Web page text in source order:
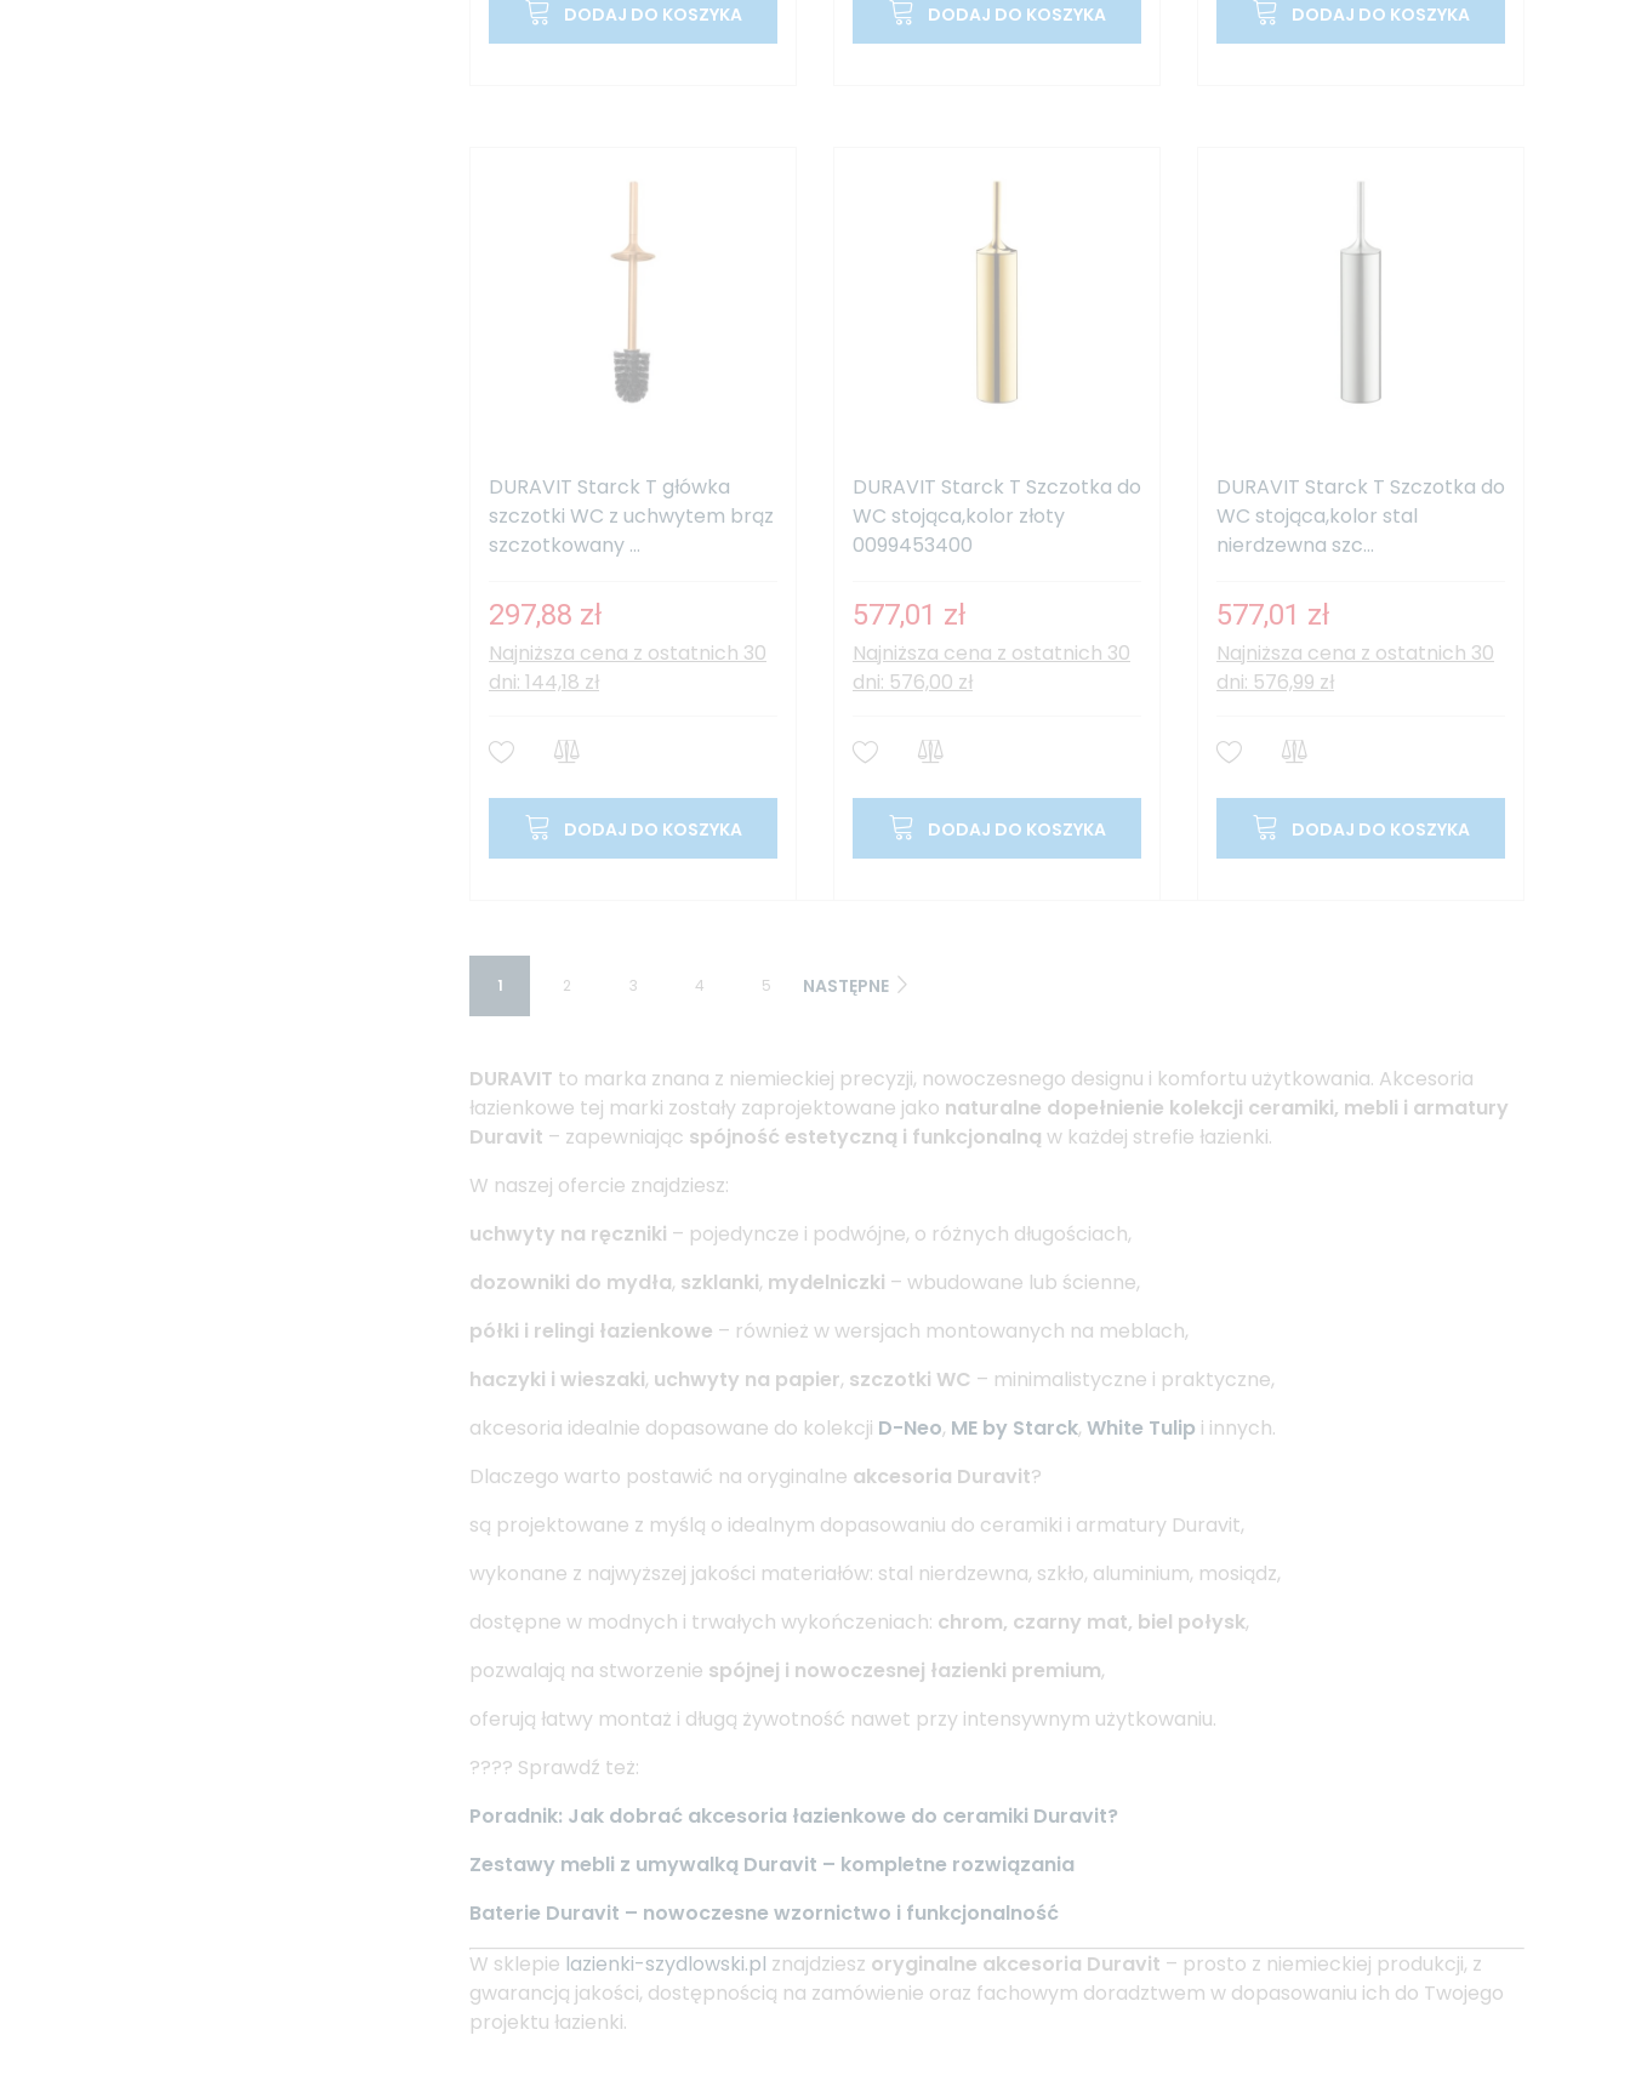
DODAJ DO KOSZYKA DODAJ DO KOSZYKA DODAJ DO KOSZYKA
DURAVIT Starck T główka
szczotki WC z uchwytem brąz
szczotkowany ...
297,88 zł
Najniższa cena z ostatnich 30
dni: 144,18 zł
DODAJ DO KOSZYKA
DURAVIT Starck T Szczotka do
WC stojąca,kolor złoty
0099453400
577,01 zł
Najniższa cena z ostatnich 30
dni: 576,00 zł
DODAJ DO KOSZYKA
DURAVIT Starck T Szczotka do
WC stojąca,kolor stal
nierdzewna szc...
577,01 zł
Najniższa cena z ostatnich 30
dni: 576,99 zł
DODAJ DO KOSZYKA
1 2 3 4 5 NASTĘPNE
DURAVIT to marka znana z niemieckiej precyzji, nowoczesnego designu i komfortu użytkowania. Akcesoria
łazienkowe tej marki zostały zaprojektowane jako naturalne dopełnienie kolekcji ceramiki, mebli i armatury
Duravit – zapewniając spójność estetyczną i funkcjonalną w każdej strefie łazienki.
W naszej ofercie znajdziesz:
uchwyty na ręczniki – pojedyncze i podwójne, o różnych długościach,
dozowniki do mydła, szklanki, mydelniczki – wbudowane lub ścienne,
półki i relingi łazienkowe – również w wersjach montowanych na meblach,
haczyki i wieszaki, uchwyty na papier, szczotki WC – minimalistyczne i praktyczne,
akcesoria idealnie dopasowane do kolekcji D-Neo, ME by Starck, White Tulip i innych.
Dlaczego warto postawić na oryginalne akcesoria Duravit?
są projektowane z myślą o idealnym dopasowaniu do ceramiki i armatury Duravit,
wykonane z najwyższej jakości materiałów: stal nierdzewna, szkło, aluminium, mosiądz,
dostępne w modnych i trwałych wykończeniach: chrom, czarny mat, biel połysk,
pozwalają na stworzenie spójnej i nowoczesnej łazienki premium,
oferują łatwy montaż i długą żywotność nawet przy intensywnym użytkowaniu.
???? Sprawdź też:
Poradnik: Jak dobrać akcesoria łazienkowe do ceramiki Duravit?
Zestawy mebli z umywalką Duravit – kompletne rozwiązania
Baterie Duravit – nowoczesne wzornictwo i funkcjonalność
W sklepie lazienki-szydlowski.pl znajdziesz oryginalne akcesoria Duravit – prosto z niemieckiej produkcji, z
gwarancją jakości, dostępnością na zamówienie oraz fachowym doradztwem w dopasowaniu ich do Twojego
projektu łazienki.